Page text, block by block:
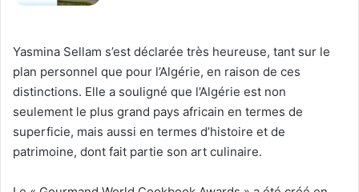
Yasmina Sellam s’est déclarée très heureuse, tant sur le
plan personnel que pour l’Algérie, en raison de ces
distinctions. Elle a souligné que l’Algérie est non
seulement le plus grand pays africain en termes de
superficie, mais aussi en termes d’histoire et de
patrimoine, dont fait partie son art culinaire.